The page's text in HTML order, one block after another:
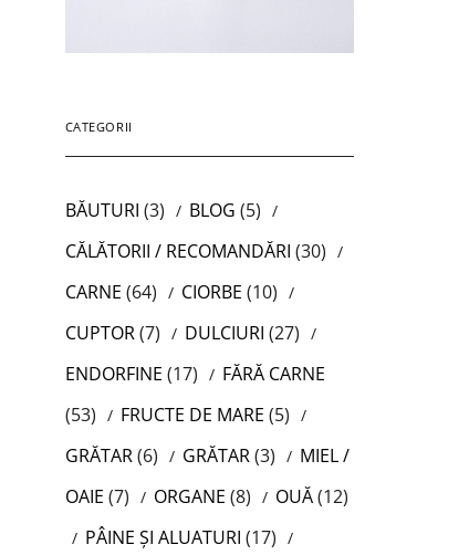
CATEGORII
BĂUTURI (3) BLOG (5)
CĂLĂTORII / RECOMANDĂRI (30)
CARNE (64) CIORBE (10)
CUPTOR(7) DULCIURI (27)
ENDORFINE (17)
FĂRĂ CARNE
(53)
FRUCTE DE MARE (5)
GRĂTAR(6) GRĂTAR(3)
MIEL /
OAIE (7) ORGANE (8) OUĂ(12)
PÂINE ȘI ALUATURI (17)